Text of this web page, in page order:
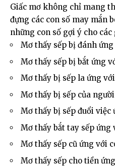
Giấc mơ không chỉ mang
đựng các con số may mắn
những con số gợi ý cho các
Mơ thấy sếp bị đánh ứng
Mơ thấy sếp bị bắt ứng
Mơ thấy bị sếp la ứng với
Mơ thấy bị sếp của
Mơ thấy bị sếp đuổi việc
Mơ thấy bắt tay sếp ứng
Mơ thấy sếp cũ ứng với
Mơ thấy sếp cho tiền